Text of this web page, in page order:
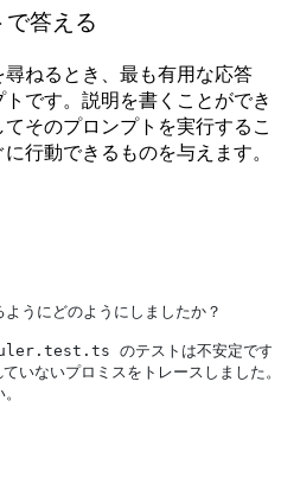
答える
ねるとき、最も有用な応答
です。説明を書くことができ
そのプロンプトを実行するこ
行動できるものを与えます。
うにどのようにしましたか？
のテストは不安定です。
いないプロミスをトレースしました。